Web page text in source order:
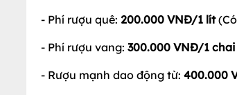
- Phí rượu quê: 200.000 VNĐ/1 lít
- Phí rượu vang: 300.000 VNĐ/1 chai
- Rượu mạnh dao động từ: 400.000